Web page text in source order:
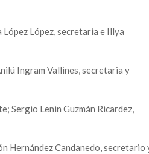
López, secretaria e Illya
Ingram Vallines, secretaria y
Sergio Lenin Guzmán Ricardez,
Hernández Candanedo, secretario